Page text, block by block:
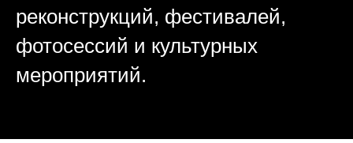
реконструкций, фестивалей,
фотосессий и культурных
мероприятий.